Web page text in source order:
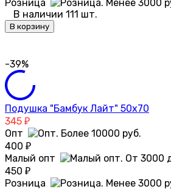
Розница
В наличии 111 шт.
В корзину
-39%
Подушка "Бамбук Лайт" 50х70
345 ₽
Опт
400 ₽
Малый опт
450 ₽
Розница